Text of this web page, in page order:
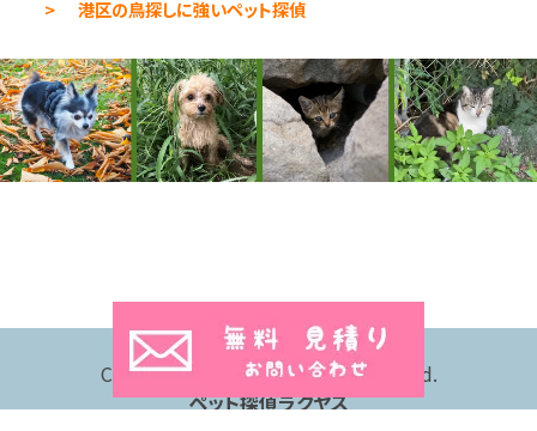
>
港区の鳥探しに強いペット探偵
Copyright © 2026 All Rights Reserved.
ペット探偵ラクヤス